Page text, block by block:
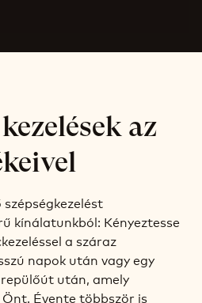
az
kínálatunkból: Kényeztesse
a száraz
napok után vagy egy
után, amely
Évente többször is